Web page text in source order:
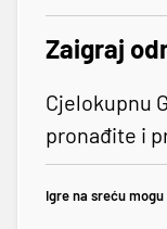
Zaigraj
Cjelokupnu
pronađite i
Igre na sreću